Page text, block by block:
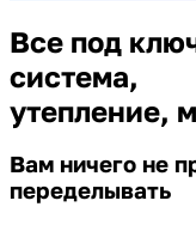
Все под
система,
утепление,
Вам ничего не
переделывать